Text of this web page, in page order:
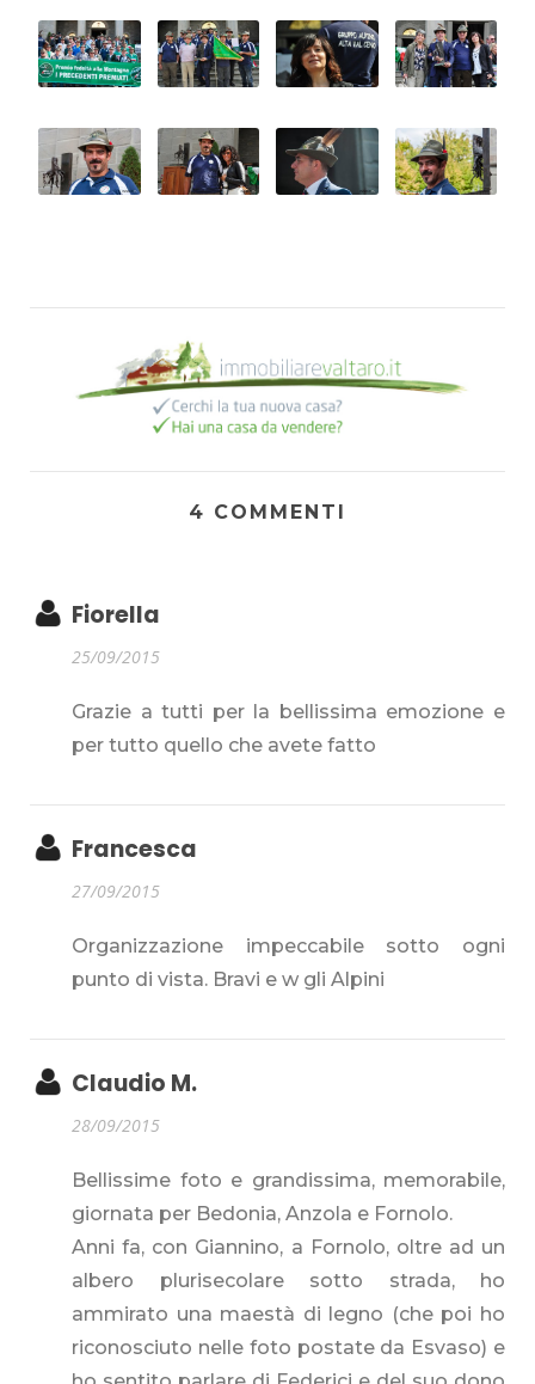
4 COMMENTI
Fiorella
25/09/2015
Grazie a tutti per la bellissima emozione e
per tutto quello che avete fatto
Francesca
27/09/2015
Organizzazione impeccabile sotto ogni
punto di vista. Bravi e w gli Alpini
Claudio M.
28/09/2015
Bellissime foto e grandissima, memorabile,
giornata per Bedonia, Anzola e Fornolo.
Anni fa, con Giannino, a Fornolo, oltre ad un
albero plurisecolare sotto strada, ho
ammirato una maestà di legno (che poi ho
riconosciuto nelle foto postate da Esvaso) e